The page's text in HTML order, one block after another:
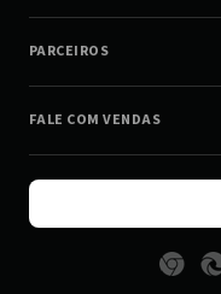
PARCEIROS
FALE COM VENDAS